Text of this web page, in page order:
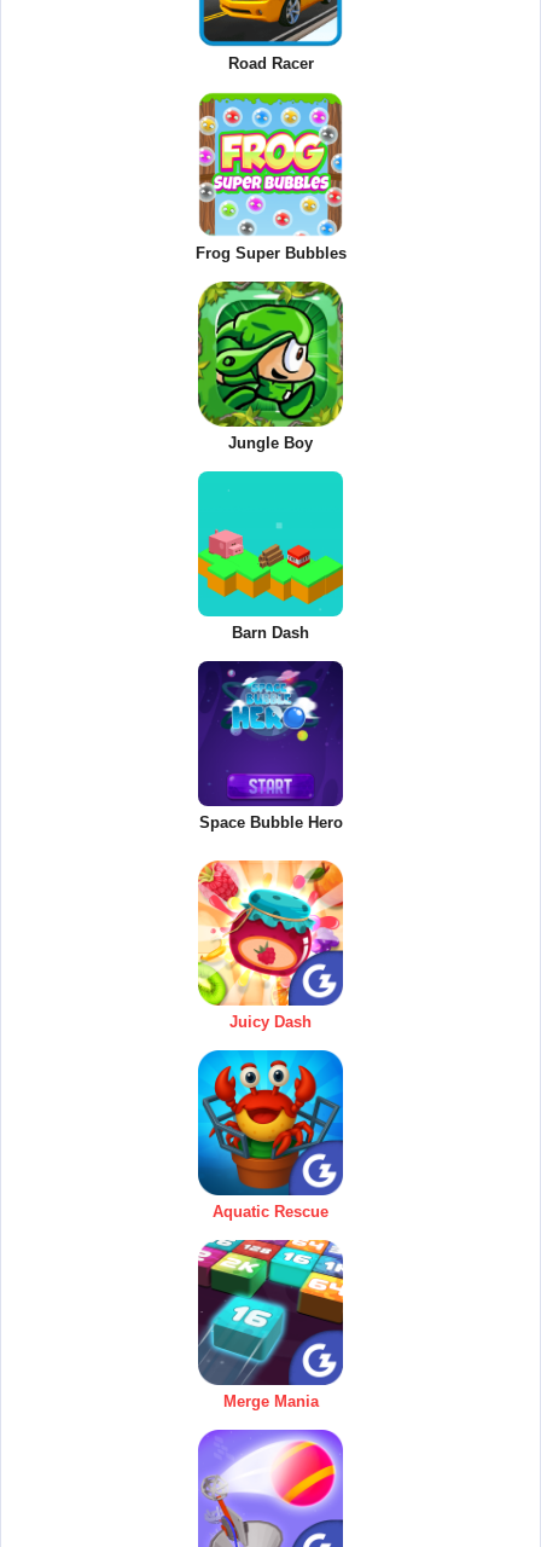
Road Racer
Frog Super Bubbles
Jungle Boy
Barn Dash
Space Bubble Hero
Juicy Dash
Aquatic Rescue
Merge Mania